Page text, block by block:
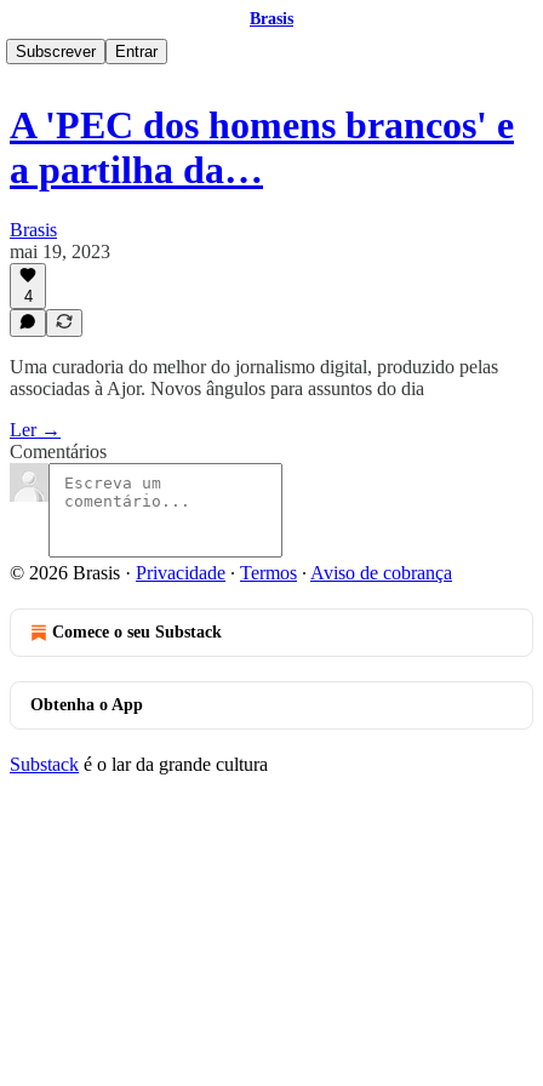
Brasis
Subscrever
Entrar
A 'PEC dos homens brancos' e
a partilha da…
Brasis
mai 19, 2023
4
Uma curadoria do melhor do jornalismo digital, produzido pelas
associadas à Ajor. Novos ângulos para assuntos do dia
Ler →
Comentários
© 2026 Brasis · Privacidade ∙ Termos ∙ Aviso de cobrança
Comece o seu Substack
Obtenha o App
Substack é o lar da grande cultura